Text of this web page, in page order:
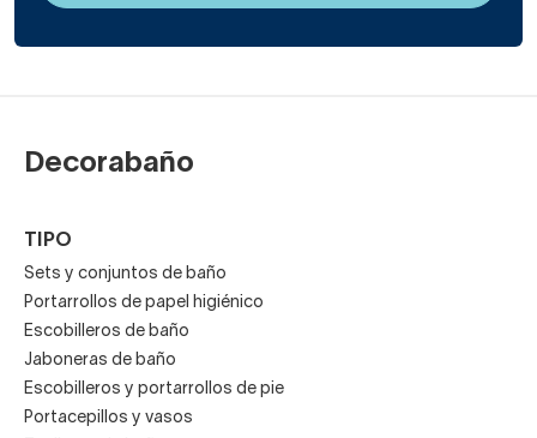
Decorabaño
TIPO
Sets y conjuntos de baño
Portarrollos de papel higiénico
Escobilleros de baño
Jaboneras de baño
Escobilleros y portarrollos de pie
Portacepillos y vasos